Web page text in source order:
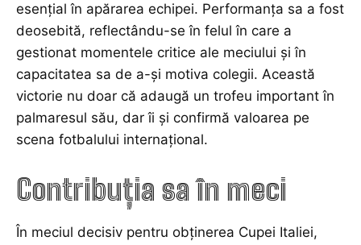
esențial în apărarea echipei. Performanța sa a fost
deosebită, reflectându-se în felul în care a
gestionat momentele critice ale meciului și în
capacitatea sa de a-și motiva colegii. Această
victorie nu doar că adaugă un trofeu important în
palmaresul său, dar îi și confirmă valoarea pe
scena fotbalului internațional.
Contribuția sa în meci
În meciul decisiv pentru obținerea Cupei Italiei,